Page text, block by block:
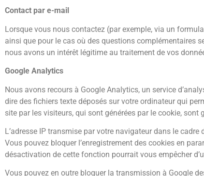
Contact par e-mail
Lorsque vous nous contactez (par exemple, via un
ainsi que pour le cas où des questions complémentaires
nous avons un intérêt légitime au traitement de vos
Google Analytics
Nous avons recours à Google Analytics, un service
dire des fichiers texte déposés sur votre ordinateur qui
site par les visiteurs, qui sont générées par le cookie,
L’adresse IP transmise par votre navigateur dans le
Vous pouvez bloquer l’enregistrement des cookies en
désactivation de cette fonction pourrait vous empêcher
Vous pouvez en outre bloquer la transmission à Google